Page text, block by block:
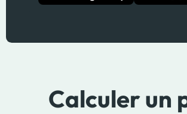
Calculer un